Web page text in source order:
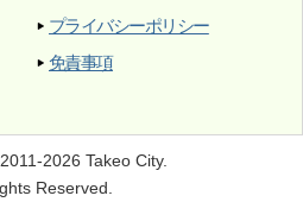
プライバシーポリシー
免責事項
2026 Takeo City.
Reserved.